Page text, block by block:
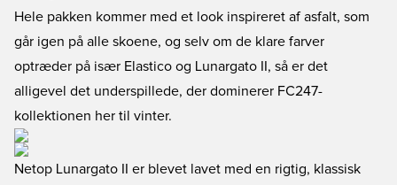
Hele pakken kommer med et look inspireret af asfalt, som
går igen på alle skoene, og selv om de klare farver
optræder på især Elastico og Lunargato II, så er det
alligevel det underspillede, der dominerer FC247-
kollektionen her til vinter.
Netop Lunargato II er blevet lavet med en rigtig, klassisk